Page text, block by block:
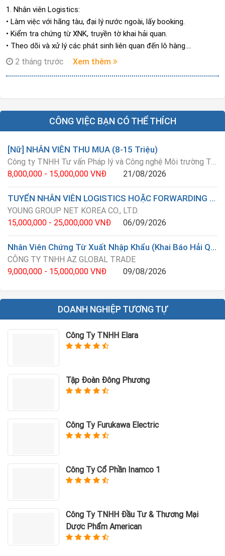
1. Nhân viên Logistics:
• Làm việc với hãng tàu, đại lý nước ngoài, lấy booking.
• Kiểm tra chứng từ XNK, truyền tờ khai hải quan.
• Theo dõi và xử lý các phát sinh liên quan đến lô hàng.
2. Nhân viên Kinh doanh Siêu thị:
2 tháng trước Xem thêm
CÔNG VIỆC BẠN CÓ THỂ THÍCH
[Nữ] NHÂN VIÊN THU MUA (8-15 Triệu)
Công ty TNHH Tư vấn Pháp lý và Công nghệ Môi trường Trung Tân Tiến
8,000,000 - 15,000,000 VNĐ
21/08/2026
TUYỂN NHÂN VIÊN LOGISTICS HOẶC FORWARDING BIẾT TIẾNG HÀN
YOUNG GROUP NET KOREA CO., LTD.
15,000,000 - 25,000,000 VNĐ
06/09/2026
Nhân Viên Chứng Từ Xuất Nhập Khẩu (Khai Báo Hải Quan)
CÔNG TY TNHH AZ GLOBAL TRADE
9,000,000 - 15,000,000 VNĐ
09/08/2026
DOANH NGHIỆP TƯƠNG TỰ
Công Ty TNHH Elara
Tập Đoàn Đông Phương
Công Ty Furukawa Electric
Công Ty Cổ Phần Inamco 1
Công Ty TNHH Đầu Tư & Thương Mại
Dược Phẩm American